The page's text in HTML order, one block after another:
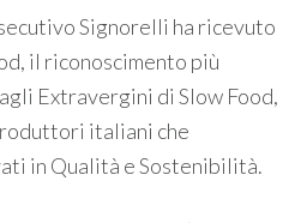
Signorelli ha ricevuto
il riconoscimento più
Extravergini di Slow Food,
italiani che
in Qualità e Sostenibilità.